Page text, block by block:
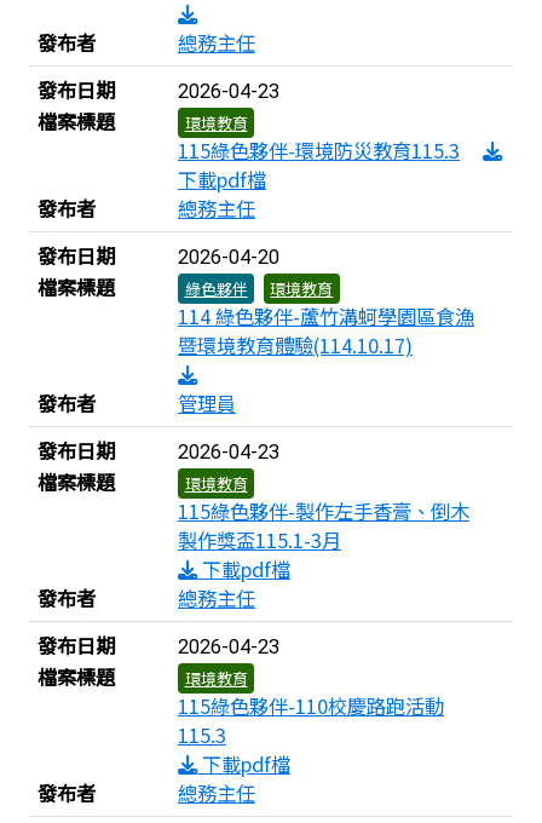
發布者
總務主任
發布日期
2026-04-23
檔案標題 環境教育
115綠色夥伴-環境防災教育115.3
下載pdf檔
發布者
總務主任
發布日期
2026-04-20
檔案標題 綠色夥伴 環境教育
114 綠色夥伴-蘆竹溝蚵學園區食漁
暨環境教育體驗(114.10.17)
發布者
管理員
發布日期
2026-04-23
檔案標題 環境教育
115綠色夥伴-製作左手香膏、倒木
製作獎盃115.1-3月
下載pdf檔
發布者
總務主任
發布日期
2026-04-23
檔案標題 環境教育
115綠色夥伴-110校慶路跑活動
115.3
下載pdf檔
發布者
總務主任